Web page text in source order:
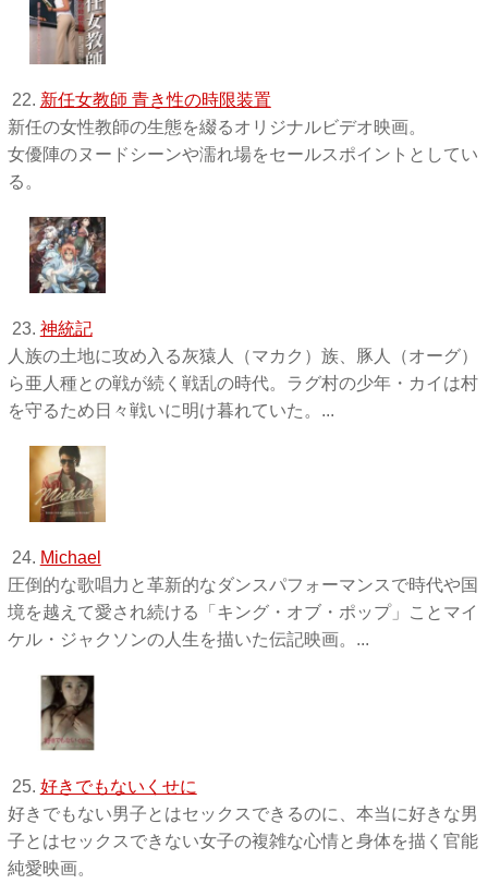
22. 新任女教師 青き性の時限装置
新任の女性教師の生態を綴るオリジナルビデオ映画。
女優陣のヌードシーンや濡れ場をセールスポイントとしてい
る。
23. 神統記
人族の土地に攻め入る灰猿人（マカク）族、豚人（オーグ）
ら亜人種との戦が続く戦乱の時代。ラグ村の少年・カイは村
を守るため日々戦いに明け暮れていた。...
24. Michael
圧倒的な歌唱力と革新的なダンスパフォーマンスで時代や国
境を越えて愛され続ける「キング・オブ・ポップ」ことマイ
ケル・ジャクソンの人生を描いた伝記映画。...
25. 好きでもないくせに
好きでもない男子とはセックスできるのに、本当に好きな男
子とはセックスできない女子の複雑な心情と身体を描く官能
純愛映画。